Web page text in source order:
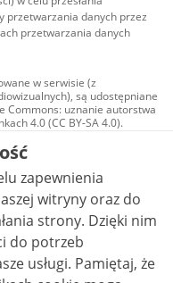
przetwarzania danych przez
przetwarzania danych
w serwisie (z
są udostępniane
Commons: uznanie autorstwa
4.0 (CC BY-SA 4.0).
w tym zdjęcia, materiały
na licencji typu
autorstwa użycie
zależnych 4.0 (CC BY-
to stwierdzone inaczej.
zapewnienia
witryny oraz do
Dzięki nim
do potrzeb
Pamiętaj, że